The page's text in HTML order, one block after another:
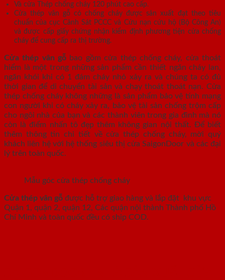
Và cửa Thép chống cháy 120 phút cao cấp.
Cửa thép vân gỗ có chống cháy được sản xuất đạt theo tiêu
chuẩn của cục Cảnh Sát PCCC và Cứu nạn cứu hộ (Bộ Công An)
và được cấp giấy chứng nhận kiểm định phương tiện cửa chống
cháy để cung cấp ra thị trường.
Cửa thép vân gỗ bao gồm cửa thép chống cháy, cửa thoát
hiểm là một trong những sản phẩm cần thiết ngăn cháy lan,
ngăn khói khi có 1 đám cháy nhỏ xảy ra và chúng ta có đủ
thời gian để di chuyển tài sản và chạy thoát thoát nạn. Cửa
thép chống cháy không những là sản phẩm bảo vệ tính mạng
con người khi có cháy xảy ra, bảo vệ tài sản chống trộm cấp
cho ngôi nhà của bạn và các thành viên trong gia đình mà nó
còn là điểm nhấn tô đẹp thêm không gian nội thất. Để biết
thêm thông tin chi tiết về cửa thép chống cháy, mời quý
khách liên hệ với hệ thống siêu thị cửa SaigonDoor và các đại
lý trên toàn quốc.
Mẫu góc cửa thép chống cháy
Cửa thép vân gỗ được hỗ trợ giao hàng và lắp đặt khu vực
Quận 1, quận 2, quận 12, Các quận nội thành Thành phố Hồ
Chí Minh và toàn quốc đều có ship COD.